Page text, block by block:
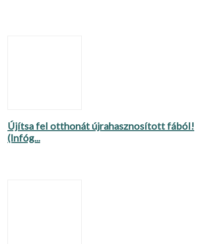
Újítsa fel otthonát újrahasznosított fából!
(Infóg...